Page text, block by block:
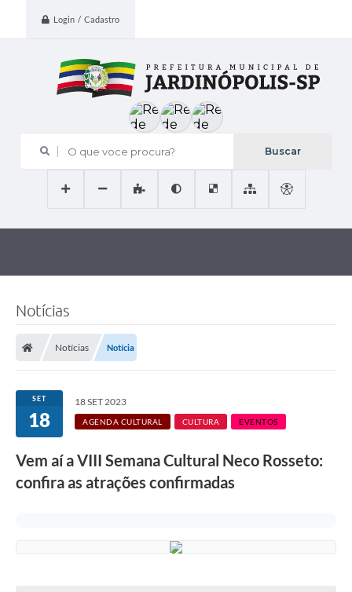
Login / Cadastro
O que voce procura?
Notícias
Notícias Notícia
SET
18
18 SET 2023
AGENDA CULTURAL CULTURA EVENTOS
Vem aí a VIII Semana Cultural Neco Rosseto:
confira as atrações confirmadas